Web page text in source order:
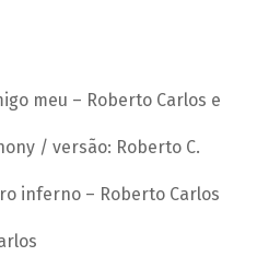
meu – Roberto Carlos e
/ versão: Roberto C.
inferno – Roberto Carlos